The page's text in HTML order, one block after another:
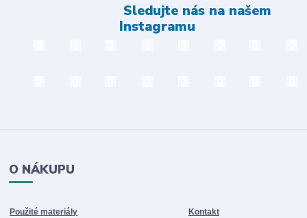
Sledujte nás na našem
Instagramu
O NÁKUPU
Použité materiály
Kontakt